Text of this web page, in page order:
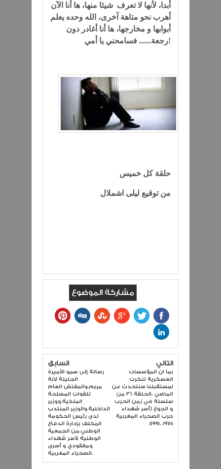
أبدا، لأنها لا تعرف شيئا منها، ها أنا الآن
أهرب نحو متاهة آخرى، الله وحده يعلم
أبوابها و مخارجها، ها أنا أغادر دون
رجعة...... فسامحني يا أمي!
حلقة كل خميس
من توقيع ليلى اشملال
مشاركة الموضوع
التالي
بما ان المؤسسات
العسكرية تنكرت
لمستقبلنا سنتحدث عن
الماضي ،الحلقة 36 من
سلسلة في زمن الحرب
و الجوع (أسر شهداء
حرب الصحراء المغربية
1975 ،1991)
السابق
رسالة إلى سمو الأميرة
الجليلة لالة
مريم.والمفتش العام
للقوات المسلحة
الملكية.ووزير
الداخلية.والوزير المنتدب
لدى رئيس الحكومة
المكلف بإدارة الدفاع
الوطني،من الجمعية
الوطنية لأسر شهداء
ومفقودي و أسرى
الصحراء المغربية.